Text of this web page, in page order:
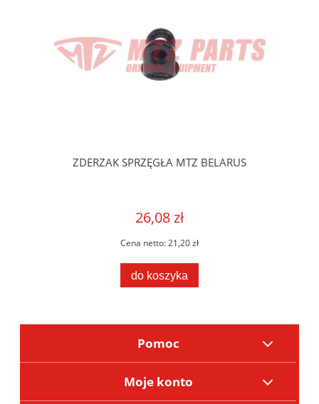
ZDERZAK SPRZĘGŁA MTZ BELARUS
26,08 zł
Cena netto:21,20 zł
do koszyka
Pomoc
Moje konto